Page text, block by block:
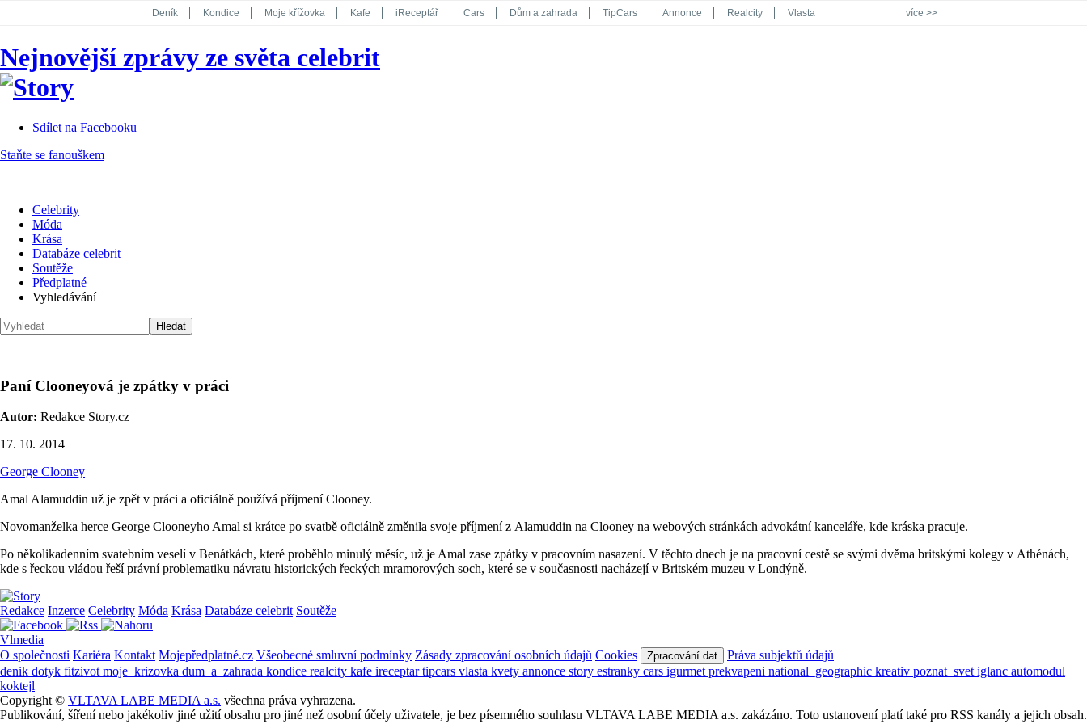
Deník Kondice Moje křížovka Kafe iReceptář Cars Dům a zahrada TipCars Annonce Realcity Vlasta
Koktejl
více >>
Nejnovější zprávy ze světa celebrit
Sdílet na Facebooku
Staňte se fanouškem
Celebrity
Móda
Krása
Databáze celebrit
Soutěže
Předplatné
Vyhledávání
Paní Clooneyová je zpátky v práci
Autor: Redakce Story.cz
17. 10. 2014
George Clooney
Amal Alamuddin už je zpět v práci a oficiálně používá příjmení Clooney.
Novomanželka herce George Clooneyho Amal si krátce po svatbě oficiálně změnila svoje příjmení z Alamuddin na Clooney na webových stránkách advokátní kanceláře, kde kráska pracuje.
Po několikadenním svatebním veselí v Benátkách, které proběhlo minulý měsíc, už je Amal zase zpátky v pracovním nasazení. V těchto dnech je na pracovní cestě se svými dvěma britskými kolegy v Athénách,
kde s řeckou vládou řeší právní problematiku návratu historických řeckých mramorových soch, které se v současnosti nacházejí v Britském muzeu v Londýně.
Redakce Inzerce Celebrity Móda Krása Databáze celebrit Soutěže
Vlmedia
O společnosti Kariéra Kontakt Mojepředplatné.cz Všeobecné smluvní podmínky Zásady zpracování osobních údajů Cookies Zpracování dat
Práva subjektů údajů
denik dotyk fitzivot moje_krizovka dum_a_zahrada kondice realcity kafe ireceptartipcars vlasta kvety annonce story estranky cars igurmet prekvapeni national_geographic kreativ poznat_svet iglanc automodul
koktejl
Copyright © VLTAVA LABE MEDIA a.s. všechna práva vyhrazena.
Publikování, šíření nebo jakékoliv jiné užití obsahu pro jiné než osobní účely uživatele, je bez písemného souhlasu VLTAVA LABE MEDIA a.s. zakázáno. Toto ustanovení platí také pro RSS kanály a jejich obsah.